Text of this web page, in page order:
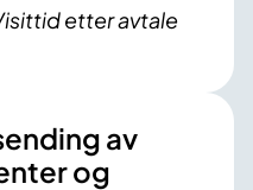
etter avtale
av
og